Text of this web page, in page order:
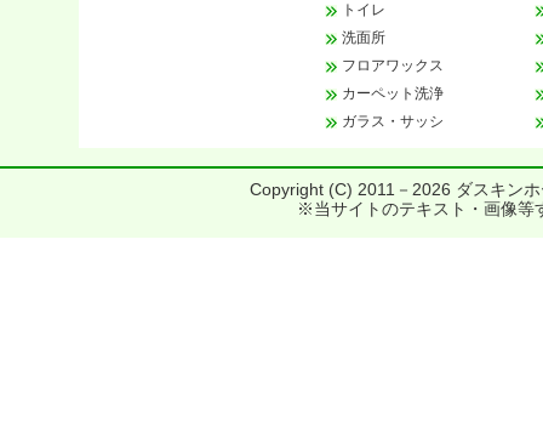
トイレ
洗面所
フロアワックス
カーペット洗浄
ガラス・サッシ
Copyright (C) 2011－ 2026 ダスキン
※当サイトのテキスト・画像等